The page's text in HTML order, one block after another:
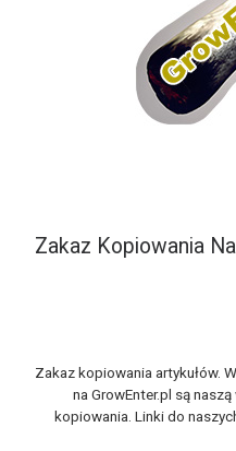
Zakaz Kopiowania
Zakaz kopiowania artykułów.
na GrowEnter.pl są
kopiowania. Linki do